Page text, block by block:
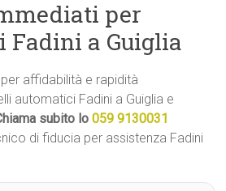
per
Fadini a Guiglia
per affidabilità e rapidità
automatici Fadini a Guiglia e
subito lo059 9130031
di fiducia per assistenza Fadini